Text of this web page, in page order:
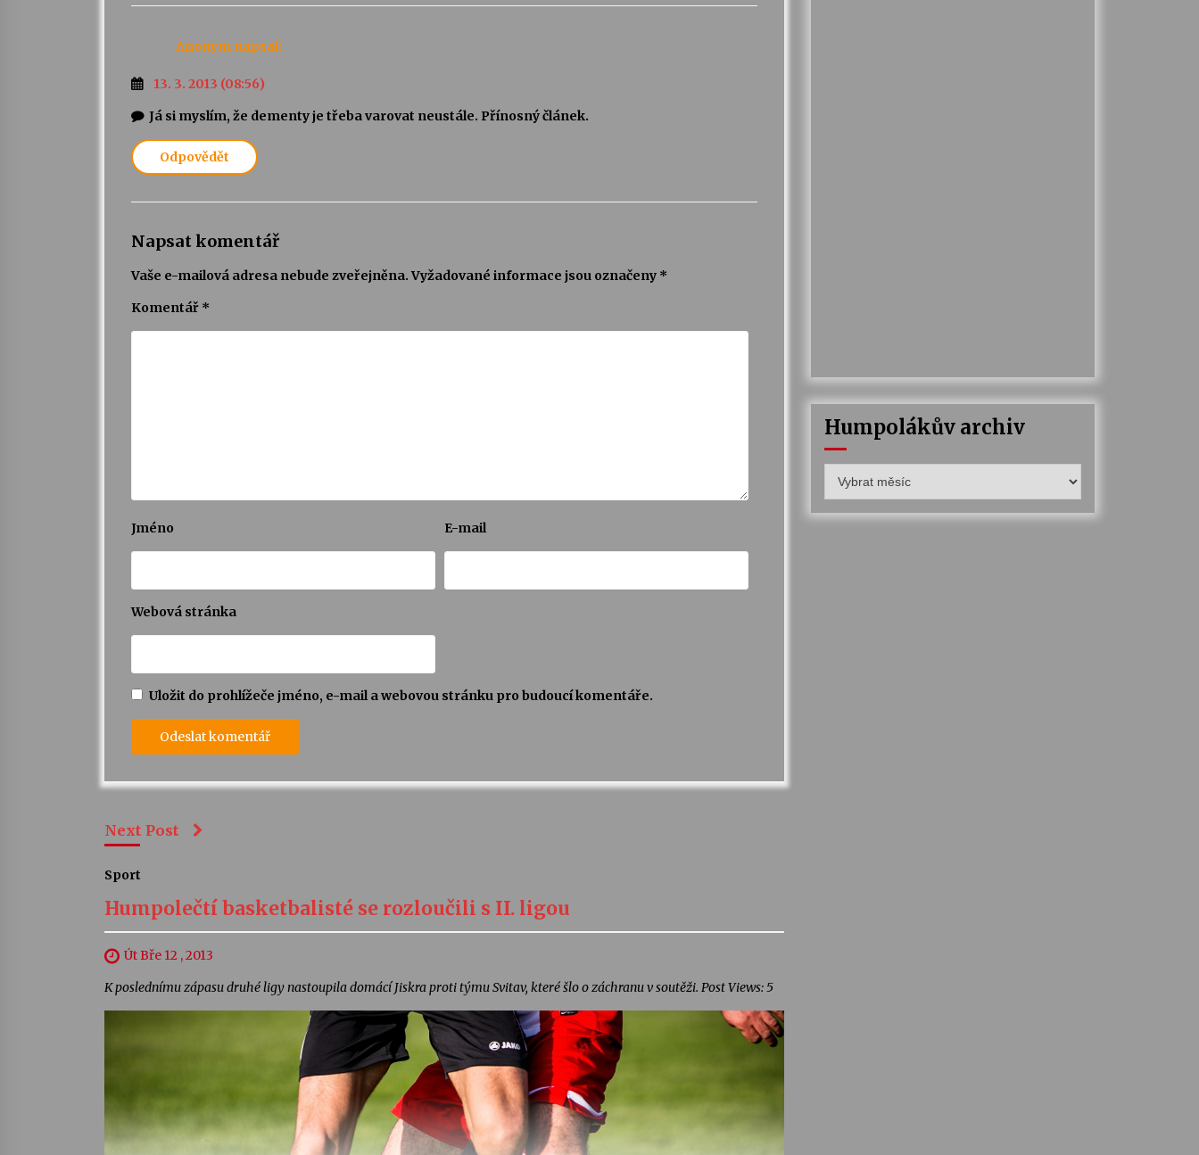
Anonym napsal:
13. 3. 2013 (08:56)
Já si myslím, že dementy je třeba varovat neustále. Přínosný článek.
Odpovědět
Napsat komentář
Vaše e-mailová adresa nebude zveřejněna. Vyžadované informace jsou označeny *
Komentář *
Jméno E-mail
Webová stránka
Uložit do prohlížeče jméno, e-mail a webovou stránku pro budoucí komentáře.
Next Post
Sport
Humpolečtí basketbalisté se rozloučili s II. ligou
Út Bře 12 , 2013
K poslednímu zápasu druhé ligy nastoupila domácí Jiskra proti týmu Svitav, které šlo o záchranu v soutěži. Post Views: 5
Humpolákův archiv
archiv